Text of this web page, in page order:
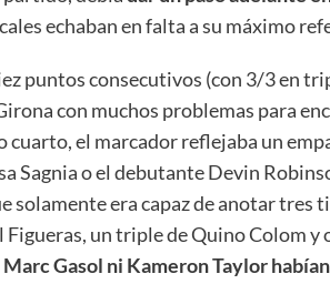
echaban en falta a su máximo
puntos consecutivos (con 3/3 en
con muchos problemas para
el marcador reflejaba un
Sagnia o el debutante Devin
solamente era capaz de anotar tres
Figueras, un triple de Quino Colom
Gasol ni Kameron Taylor